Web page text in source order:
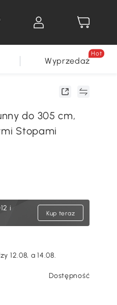
Wyprzedaż
Hot
do 305 cm,
Stopami
i
Kup teraz
12.08, a 14.08.
Dostępność